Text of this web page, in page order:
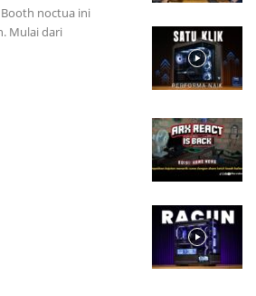
Booth noctua ini
Mulai dari